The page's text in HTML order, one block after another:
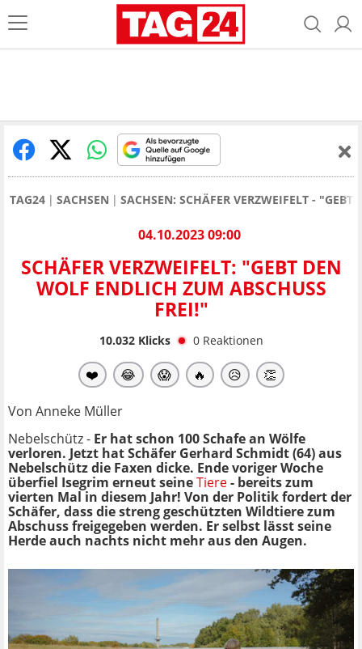
TAG24 SACHSEN SACHSEN: SCHÄFER VERZWEIFELT -
04.10.2023 09:00
SCHÄFER VERZWEIFELT: "GEBT DEN
WOLF ENDLICH ZUM ABSCHUSS
FREI!"
10.032Klicks 0 Reaktionen
❤️ 😂 😱 🔥 😥 👏
Von Anneke Müller
Nebelschütz - Er hat schon 100 Schafe an Wölfe
verloren. Jetzt hat Schäfer Gerhard Schmidt (64) aus
Nebelschütz die Faxen dicke. Ende voriger Woche
überfiel Isegrim erneut seineTiere- bereits zum
vierten Mal in diesem Jahr! Von der Politik fordert der
Schäfer, dass die streng geschützten Wildtiere zum
Abschuss freigegeben werden. Er selbst lässt seine
Herde auch nachts nicht mehr aus den Augen.